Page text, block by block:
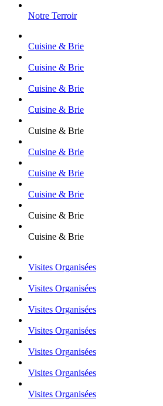
Notre Terroir
Cuisine & Brie
Cuisine & Brie
Cuisine & Brie
Cuisine & Brie
Cuisine & Brie
Cuisine & Brie
Cuisine & Brie
Cuisine & Brie
Cuisine & Brie
Cuisine & Brie
Visites Organisées
Visites Organisées
Visites Organisées
Visites Organisées
Visites Organisées
Visites Organisées
Visites Organisées